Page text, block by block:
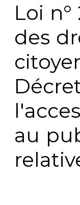
Loi n°
des
au